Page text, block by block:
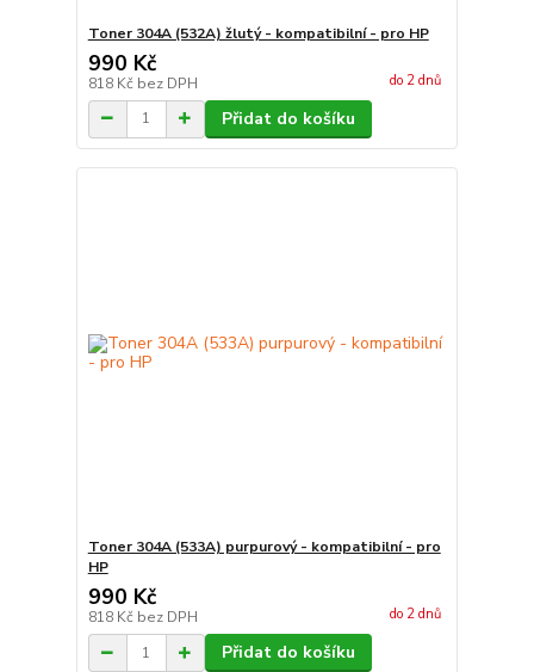
Toner 304A (532A) žlutý - kompatibilní - pro HP
990 Kč
818 Kč bez DPH do 2 dnů
Přidat do košíku
Toner 304A (533A) purpurový - kompatibilní - pro
HP
990 Kč
818 Kč bez DPH do 2 dnů
Přidat do košíku